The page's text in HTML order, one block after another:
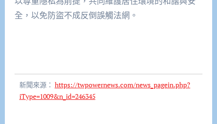
全，以免防盜不成反倒誤觸法網。
新聞來源： https://twpowernews.com/news_pagein.php?
iType=1009&n_id=246345